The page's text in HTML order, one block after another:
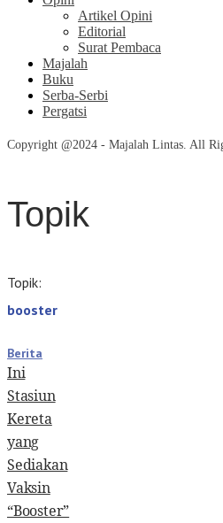
Artikel Opini
Editorial
Surat Pembaca
Majalah
Buku
Serba-Serbi
Pergatsi
Copyright @2024 - Majalah Lintas. All
Topik
Topik:
booster
Berita
Ini
Stasiun
Kereta
yang
Sediakan
Vaksin
“Booster”